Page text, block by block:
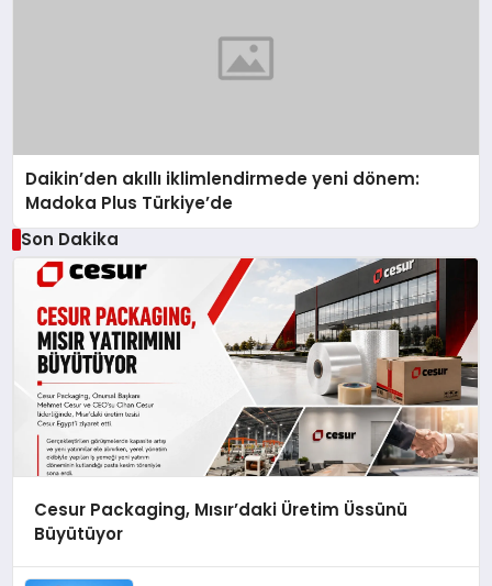
Daikin’den akıllı iklimlendirmede yeni dönem:
Madoka Plus Türkiye’de
Son Dakika
Cesur Packaging, Mısır’daki Üretim Üssünü
Büyütüyor